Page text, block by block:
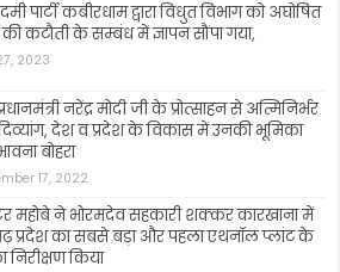
पार्टी कबीरधाम द्वारा विधुत विभाग को अघोषित
कटौती के सम्बंध में ज्ञापन सौंपा गया,
2023
नरेंद्र मोदी जी के प्रोत्साहन से अत्मिनिर्भर
देश व प्रदेश के विकास में उनकी भूमिका
बोहरा
17, 2022
ने भोरमदेव सहकारी शक्कर कारखाना में
प्रदेश का सबसे बड़ा और पहला एथनॉल प्लांट के
निरीक्षण किया